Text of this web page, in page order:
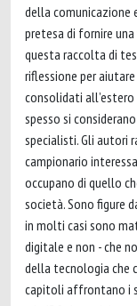
della comunicazione
pretesa di fornire
questa raccolta di
riflessione per
consolidati
spesso si
specialisti. Gli autori
campionario
occupano di quello
società. Sono figure
in molti casi sono
digitale e non - che
della tecnologia che
capitoli affrontano i